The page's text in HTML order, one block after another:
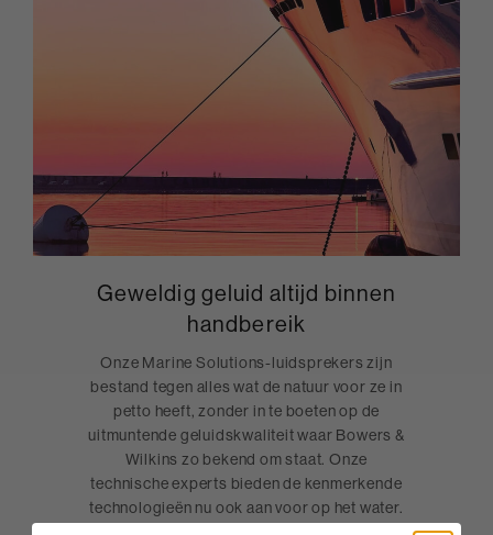
Geweldig geluid altijd binnen
handbereik
Onze Marine Solutions-luidsprekers zijn
bestand tegen alles wat de natuur voor ze in
petto heeft, zonder in te boeten op de
uitmuntende geluidskwaliteit waar Bowers &
Wilkins zo bekend om staat. Onze
technische experts bieden de kenmerkende
technologieën nu ook aan voor op het water.